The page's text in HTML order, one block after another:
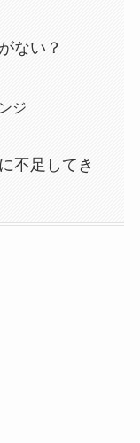
ない？
ジ
不足してき